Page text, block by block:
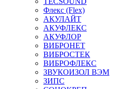
Флекс (Flex)
АКУЛАЙТ
АКУФЛЕКС
АКУФЛОР
ВИБРОНЕТ
ВИБРОСТЕК
ВИБРОФЛЕКС
ЗВУКОИЗОЛ ВЭМ
ЗИПС